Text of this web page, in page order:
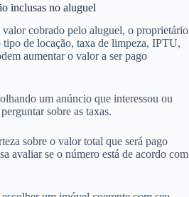
inclusas no aluguel
cobrado pelo aluguel, o proprietário
de locação, taxa de limpeza, IPTU,
aumentar o valor a ser pago
um anúncio que interessou ou
sobre as taxas.
sobre o valor total que será pago
avaliar se o número está de acordo com